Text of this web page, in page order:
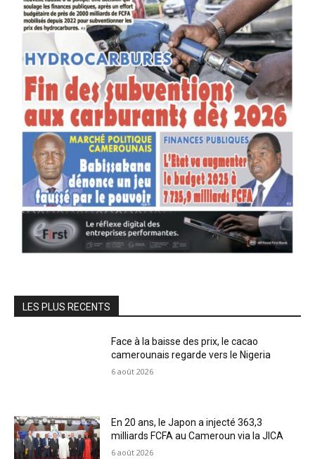
LES PLUS RECENTS
Face à la baisse des prix, le cacao
camerounais regarde vers le Nigeria
6 août 2026
En 20 ans, le Japon a injecté 363,3
milliards FCFA au Cameroun via la JICA
6 août 2026